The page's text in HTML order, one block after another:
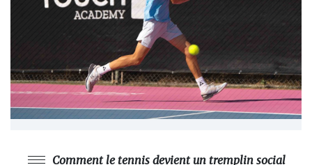
Comment le tennis devient un tremplin social